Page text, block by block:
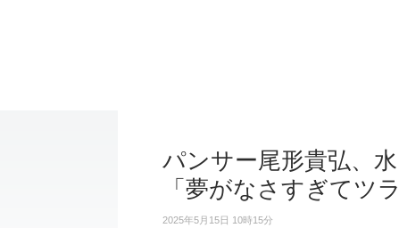
パンサー尾形貴弘、
「夢がなさすぎてツラ
2025年5月15日 10時15分